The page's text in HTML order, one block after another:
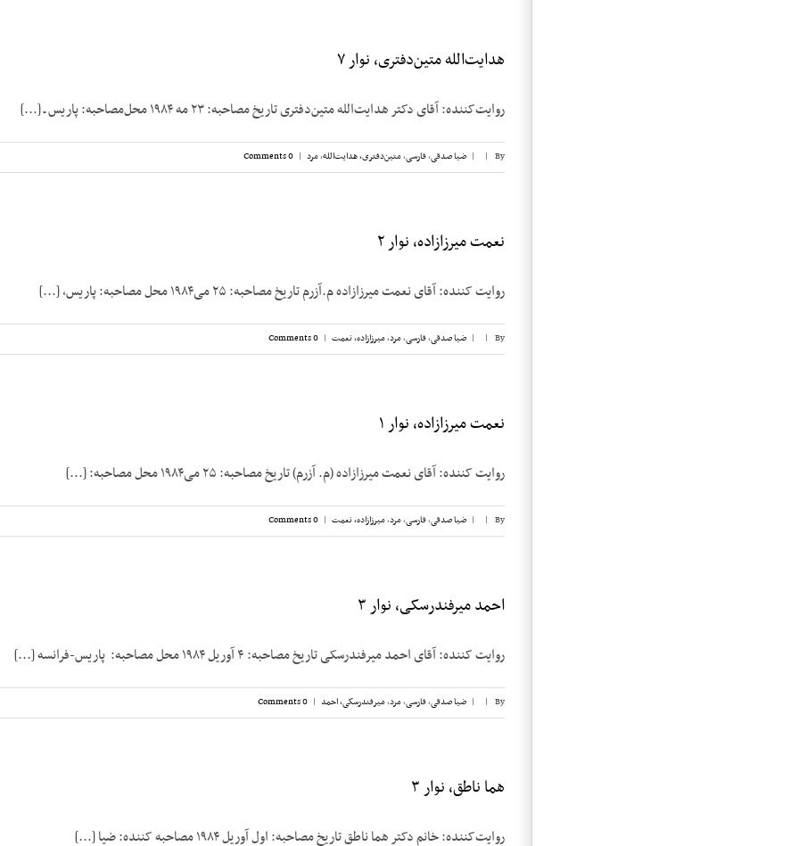
هدایت‌الله متین‌دفتری، نوار ۷
روایت‌کننده: آقای دکتر هدایت‌الله متین‌دفتری تاریخ مصاحبه: ۲۳ مه ۱۹۸۴ محل‌مصاحبه: پاریس ـ [...]
By
|
| ضیا صدقی,فارسی,متین‌دفتری، هدایت‌الله,مرد |
0 Comments
نعمت میرزازاده، نوار ۲
روایت کننده: آقای نعمت میرزازاده م.آزرم تاریخ مصاحبه: ۲۵ می‌۱۹۸۴ محل مصاحبه: پاریس، [...]
By
|
| ضیا صدقی,فارسی,مرد,میرزازاده، نعمت |
0 Comments
نعمت میرزازاده، نوار ۱
روایت کننده: آقای نعمت میرزازاده (م. آزرم) تاریخ مصاحبه: ۲۵ می‌۱۹۸۴ محل مصاحبه: [...]
By
|
| ضیا صدقی,فارسی,مرد,میرزازاده، نعمت |
0 Comments
احمد میرفندرسکی، نوار ۳
روایت کننده: آقای احمد میرفندرسکی تاریخ مصاحبه: ۴ آوریل ۱۹۸۴ محل مصاحبه: پاریس-فرانسه [...]
By
|
| ضیا صدقی,فارسی,مرد,میرفندرسکی، احمد |
0 Comments
هما ناطق، نوار ۳
روایت‌کننده: خانم دکتر هما ناطق تاریخ مصاحبه: اول آوریل ۱۹۸۴ مصاحبه کننده: ضیا [...]